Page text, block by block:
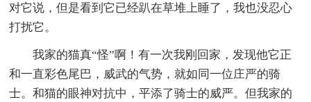
对它说，但是看到它已经趴在草堆上睡了，我也没忍心
打扰它。
我家的猫真“怪”啊！有一次我刚回家，发现他它正
和一直彩色尾巴，威武的气势，就如同一位庄严的骑
士。和猫的眼神对抗中，平添了骑士的威严。但我家的